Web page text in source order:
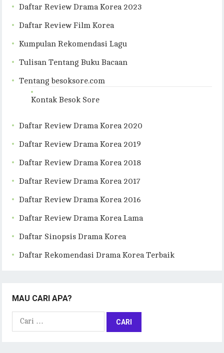
Daftar Review Drama Korea 2023
Daftar Review Film Korea
Kumpulan Rekomendasi Lagu
Tulisan Tentang Buku Bacaan
Tentang besoksore.com
Kontak Besok Sore
Daftar Review Drama Korea 2020
Daftar Review Drama Korea 2019
Daftar Review Drama Korea 2018
Daftar Review Drama Korea 2017
Daftar Review Drama Korea 2016
Daftar Review Drama Korea Lama
Daftar Sinopsis Drama Korea
Daftar Rekomendasi Drama Korea Terbaik
MAU CARI APA?
Cari